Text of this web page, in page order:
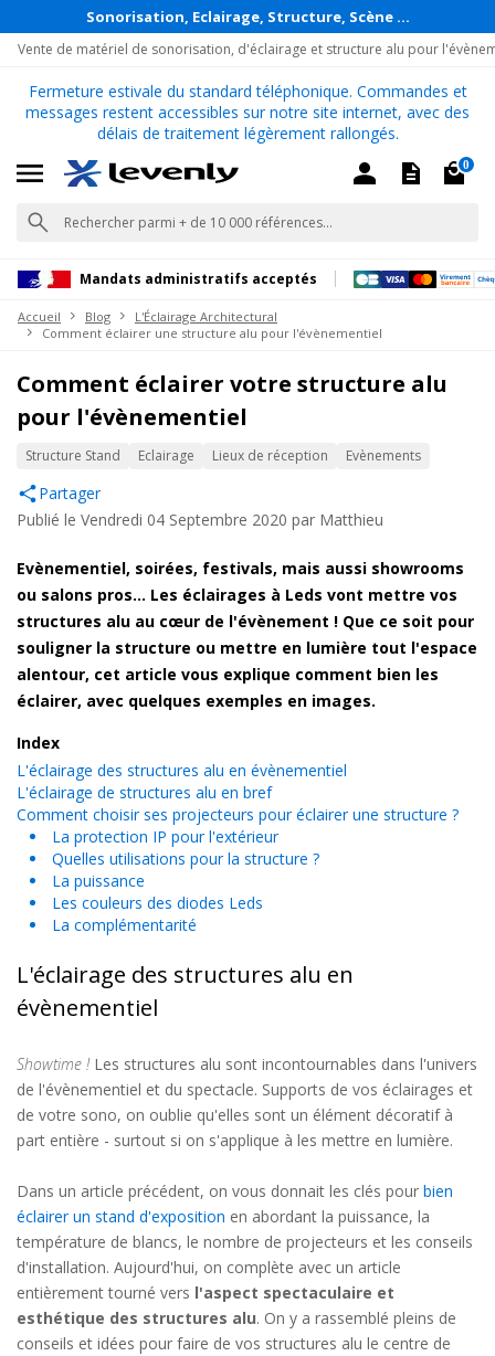
Sonorisation, Eclairage, Structure, Scène ...
Vente de matériel de sonorisation, d'éclairage et structure alu pour
Fermeture estivale du standard téléphonique. Commandes et
messages restent accessibles sur notre site internet, avec des
délais de traitement légèrement rallongés.
0
Mandats administratifs acceptés
Accueil Blog
L'Éclairage Architectural
Comment éclairer une structure alu pour l'évènementiel
Comment éclairer votre structure alu
pour l'évènementiel
Structure Stand Eclairage Lieux de réception Evènements
Partager
Publié le Vendredi 04 Septembre 2020 par Matthieu
Evènementiel, soirées, festivals, mais aussi showrooms
ou salons pros... Les éclairages à Leds vont mettre vos
structures alu au cœur de l'évènement ! Que ce soit pour
souligner la structure ou mettre en lumière tout l'espace
alentour, cet article vous explique comment bien les
éclairer, avec quelques exemples en images.
Index
L'éclairage des structures alu en évènementiel
L'éclairage de structures alu en bref
Comment choisir ses projecteurs pour éclairer une structure ?
La protection IP pour l'extérieur
Quelles utilisations pour la structure ?
La puissance
Les couleurs des diodes Leds
La complémentarité
L'éclairage des structures alu en
évènementiel
Showtime !Les structures alu sont incontournables dans l'univers
de l'évènementiel et du spectacle. Supports de vos éclairages et
de votre sono, on oublie qu'elles sont un élément décoratif à
part entière - surtout si on s'applique à les mettre en lumière.
Dans un article précédent, on vous donnait les clés pour bien
éclairer un stand d'exposition en abordant la puissance, la
température de blancs, le nombre de projecteurs et les conseils
d'installation. Aujourd'hui, on complète avec un article
entièrement tourné vers l'aspect spectaculaire et
esthétique des structures alu. On y a rassemblé pleins de
conseils et idées pour faire de vos structures alu le centre de